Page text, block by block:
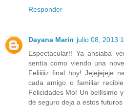
Responder
Dayana Marin julio 08, 2013
Espectacular!! Ya ansiaba
sentía como viendo una
Feliiiiiz final hoy! Jejejejeje
cada amigo o familiar
Felicidades Mo! Un bellísimo
de seguro deja a estos